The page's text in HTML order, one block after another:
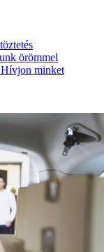
örömmel
Hívjon minket